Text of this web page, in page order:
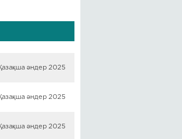
Қазақша әндер 2025
Қазақша әндер 2025
Қазақша әндер 2025